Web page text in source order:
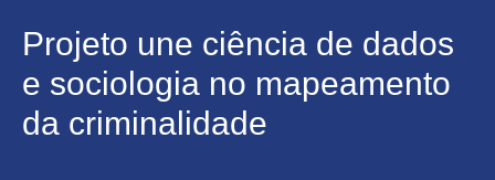
Projeto une ciência de dados
e sociologia no mapeamento
da criminalidade